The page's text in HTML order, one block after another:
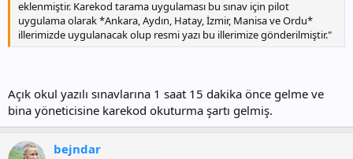
eklenmiştir. Karekod tarama uygulaması bu sınav için pilot
uygulama olarak *Ankara, Aydın, Hatay, İzmir, Manisa ve Ordu*
illerimizde uygulanacak olup resmi yazı bu illerimize gönderilmiştir."
Açık okul yazılı sınavlarına 1 saat 15 dakika önce gelme ve
bina yöneticisine karekod okuturma şartı gelmiş.
bejndar